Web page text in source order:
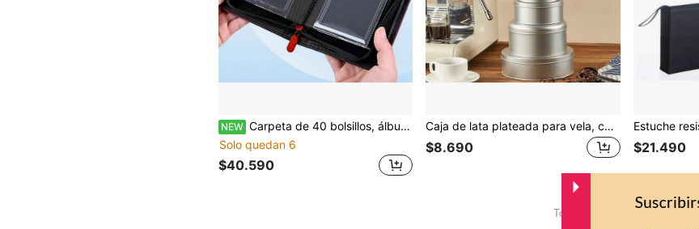
NEW Carpeta de 40 bolsillos, álbum mini de una sola bolsa para tarjetas coleccionables, carpeta de cuero de diamante pequeña para protectores rígidos de 3x4, soporte portátil de tarjetas fotográficas TCG - Rojo
Solo quedan 6
$40.590
Caja de lata plateada para vela, caja de lata vacía portátil, caja de almacenamiento de artículos pequeños multicolor, almacenamiento de joyas
$8.690 $21.490
Total de 1 páginas